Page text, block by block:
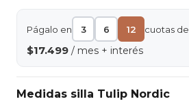
Págalo en 3 6 12 cuotas de
$17.499 / mes + interés
Medidas silla Tulip Nordic